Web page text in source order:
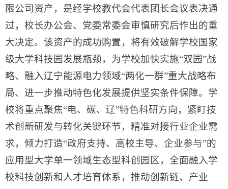
限公司资产，是经学校教代会代表团长会议表决通
过，校长办公会、党委常委会审慎研究后作出的重
大决定。该资产的成功购置，将有效破解学校国家
级大学科技园发展瓶颈，为学校加快实施“双园”战
略、融入辽宁能源电力领域“两化一群”重大战略布
局、进一步推动特色化发展提供坚实条件保障。学
校将重点聚焦“电、碳、辽”特色科研方向，紧盯技
术创新研发与转化关键环节，精准对接行业企业需
求，倾力打造“政府支持、高校主导、企业参与”的
应用型大学单一领域生态型科创园区，全面融入学
校科技创新和人才培育体系，推动创新链、产业